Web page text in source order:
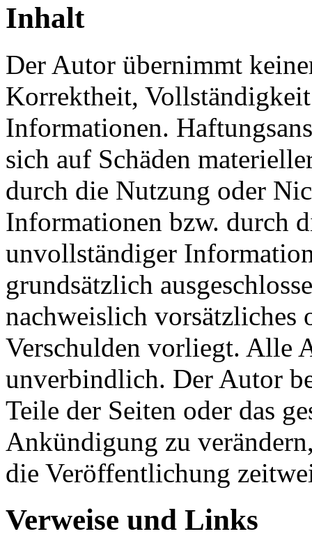
Inhalt
Der Autor übernimmt
Korrektheit,
Informationen.
sich auf Schäden
durch die Nutzung oder
Informationen bzw. durch
unvollständiger
grundsätzlich
nachweislich vorsätzliches
Verschulden vorliegt. Alle
unverbindlich. Der Autor
Teile der Seiten oder das
Ankündigung zu
die Veröffentlichung
Verweise und Links